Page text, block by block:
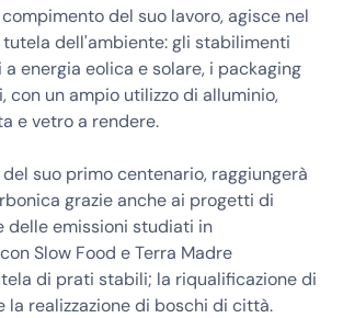
del suo lavoro, agisce nel
dell'ambiente: gli stabilimenti
energia eolica e solare, i packaging
con un ampio utilizzo di alluminio,
e vetro a rendere.
suo primo centenario, raggiungerà
grazie anche ai progetti di
delle emissioni studiati in
Slow Food e Terra Madre
di prati stabili; la riqualificazione di
la realizzazione di boschi di città.